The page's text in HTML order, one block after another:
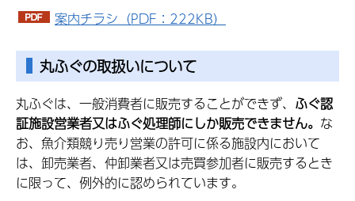
案内チラシ （PDF：222KB）
丸ふぐの取扱いについて
丸ふぐは、一般消費者に販売することができず、 ふぐ認
証施設営業者又はふぐ処理師にしか販売できません。 な
お、魚介類競り売り営業の許可に係る施設内において
は、卸売業者、仲卸業者又は売買参加者に販売するとき
に限って、例外的に認められています。